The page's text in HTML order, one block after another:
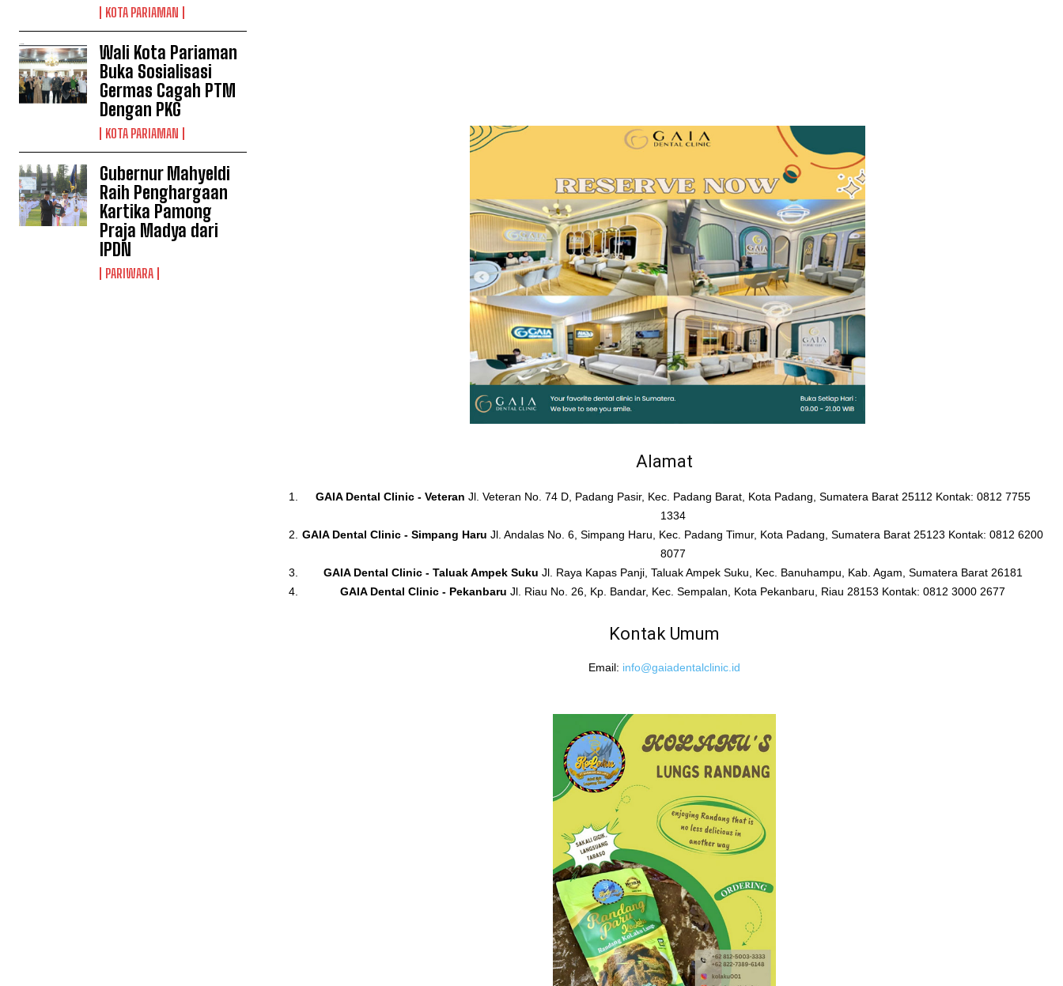
KOTA PARIAMAN
Wali Kota Pariaman
Buka Sosialisasi
Germas Cagah PTM
Dengan PKG
KOTA PARIAMAN
Gubernur Mahyeldi
Raih Penghargaan
Kartika Pamong
Praja Madya dari
IPDN
PARIWARA
Alamat
GAIA Dental Clinic - Veteran Jl. Veteran No. 74 D, Padang Pasir, Kec. Padang Barat, Kota Padang, Sumatera Barat 25112 Kontak: 0812 7755
1334
GAIA Dental Clinic - Simpang Haru Jl. Andalas No. 6, Simpang Haru, Kec. Padang Timur, Kota Padang, Sumatera Barat 25123 Kontak: 0812 6200
8077
GAIA Dental Clinic - Taluak Ampek Suku Jl. Raya Kapas Panji, Taluak Ampek Suku, Kec. Banuhampu, Kab. Agam, Sumatera Barat 26181
GAIA Dental Clinic - Pekanbaru Jl. Riau No. 26, Kp. Bandar, Kec. Sempalan, Kota Pekanbaru, Riau 28153 Kontak: 0812 3000 2677
Kontak Umum
Email: info@gaiadentalclinic.id